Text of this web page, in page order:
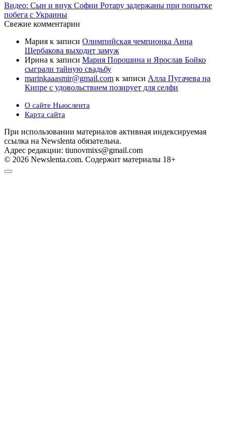
Видео: Сын и внук Софии Ротару задержаны при попытке
побега с Украины
Свежие комментарии
Мария к записи Олимпийская чемпионка Анна
Щербакова выходит замуж
Ирина к записи Мария Порошина и Ярослав Бойко
сыграли тайную свадьбу
marinkaaasmir@gmail.com к записи Алла Пугачева на
Кипре с удовольствием позирует для селфи
О сайте Ньюслента
Карта сайта
При использовании материалов активная индексируемая
ссылка на Newslenta обязательна.
Адрес редакции: tiunovmixs@gmail.com
© 2026 Newslenta.com. Содержит материалы 18+